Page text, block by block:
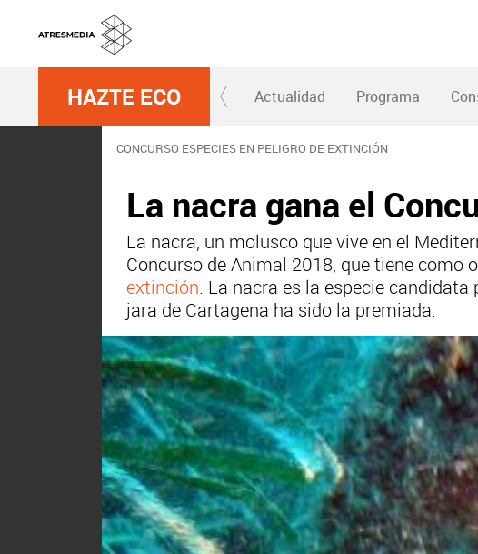
HAZTE ECO Actualidad Programa
CONCURSO ESPECIES EN PELIGRO DE EXTINCIÓN
La nacra gana el
La nacra, un molusco que vive en el
Concurso de Animal 2018, que tiene como
extinción. La nacra es la especie
jara de Cartagena ha sido la premiada.